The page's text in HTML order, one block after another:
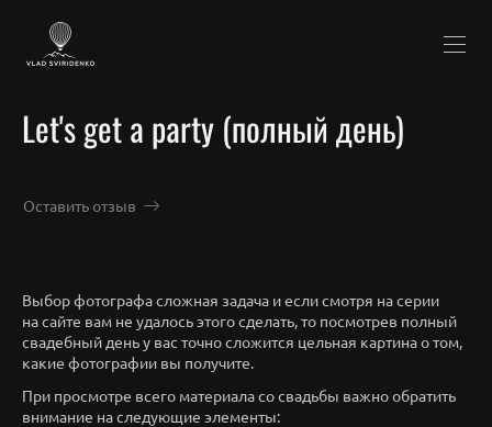
Let's get a party (полный день)
Оставить отзыв
Выбор фотографа сложная задача и если смотря на серии
на сайте вам не удалось этого сделать, то посмотрев полный
свадебный день у вас точно сложится цельная картина о том,
какие фотографии вы получите.
При просмотре всего материала со свадьбы важно обратить
внимание на следующие элементы: